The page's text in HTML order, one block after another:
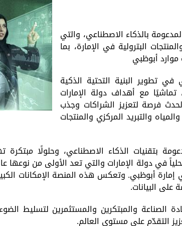
بالذكاء الاصطناعي، والتي
البترولية في الإمارة، بما
موارد أبوظبي
تطوير البنية التحتية الذكية
مع أهداف دولة الإمارات
المشاركة في الحدث فرصة لتعزيز الشراكات وجذب
والتبريد المركزي والمنتجات
بتقنيات الذكاء الاصطناعي، وحلولًا
في دولة الإمارات والتي تعد الأولى من نوعها
أبوظبي. وتعكس هذه المنصة الإمكانات
على البيانات.
والمبتكرين والمستثمرين لتسليط
التقدّم على مستوى العالم.